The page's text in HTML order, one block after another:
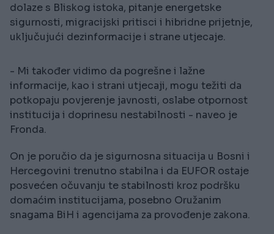
dolaze s Bliskog istoka, pitanje energetske
sigurnosti, migracijski pritisci i hibridne prijetnje,
uključujući dezinformacije i strane utjecaje.
- Mi također vidimo da pogrešne i lažne
informacije, kao i strani utjecaji, mogu težiti da
potkopaju povjerenje javnosti, oslabe otpornost
institucija i doprinesu nestabilnosti - naveo je
Fronda.
On je poručio da je sigurnosna situacija u Bosni i
Hercegovini trenutno stabilna i da EUFOR ostaje
posvećen očuvanju te stabilnosti kroz podršku
domaćim institucijama, posebno Oružanim
snagama BiH i agencijama za provođenje zakona.